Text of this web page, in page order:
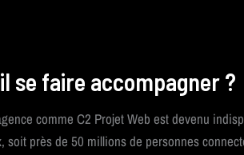
se faire accompagner ?
comme C2 Projet Web est devenu
près de 50 millions de personnes